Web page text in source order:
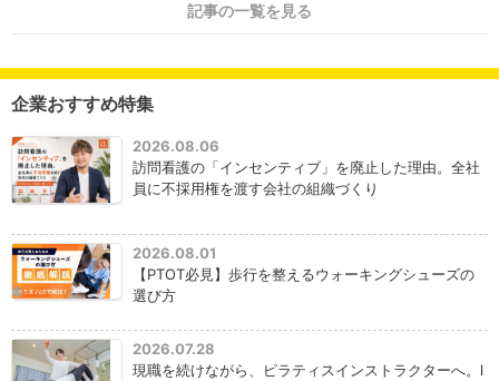
記事の一覧を見る
企業おすすめ特集
2026.08.06
訪問看護の「インセンティブ」を廃止した理由。全社
員に不採用権を渡す会社の組織づくり
2026.08.01
【PTOT必見】歩行を整えるウォーキングシューズの
選び方
2026.07.28
現職を続けながら、ピラティスインストラクターへ。l